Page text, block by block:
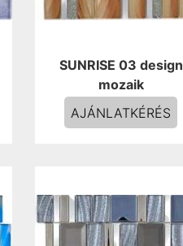
SUNRISE 03 design
mozaik
AJÁNLATKÉRÉS